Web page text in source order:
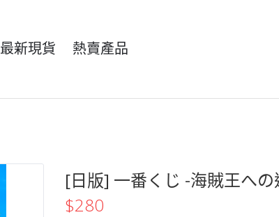
最新現貨 熱賣產品
[日版] 一番くじ -海賊王へ
$280